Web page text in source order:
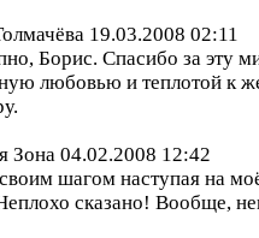
19.03.2008 02:11
Борис. Спасибо за эту
любовью и теплотой к
Зона 04.02.2008 12:42
шагом наступая на
сказано! Вообще,